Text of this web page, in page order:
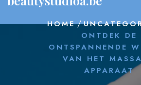
HOME/
ONTDEK DE
ONTSPANNENDE
VAN HET
APPARAAT